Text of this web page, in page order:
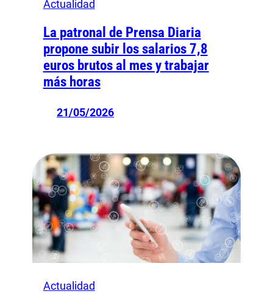
Actualidad
La patronal de Prensa Diaria
propone subir los salarios 7,8
euros brutos al mes y trabajar
más horas
21/05/2026
Actualidad